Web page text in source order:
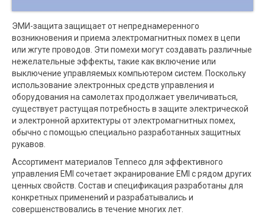
ЭМИ-защита защищает от непреднамеренного
возникновения и приема электромагнитных помех в цепи
или жгуте проводов. Эти помехи могут создавать различные
нежелательные эффекты, такие как включение или
выключение управляемых компьютером систем. Поскольку
использование электронных средств управления и
оборудования на самолетах продолжает увеличиваться,
существует растущая потребность в защите электрической
и электронной архитектуры от электромагнитных помех,
обычно с помощью специально разработанных защитных
рукавов.
Ассортимент материалов Tenneco для эффективного
управления EMI сочетает экранирование EMI ​​с рядом других
ценных свойств. Состав и спецификация разработаны для
конкретных применений и разрабатывались и
совершенствовались в течение многих лет.